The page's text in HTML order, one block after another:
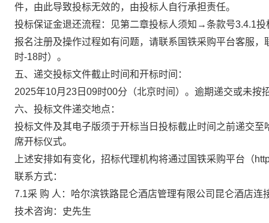
件，由此导致投标无效的，由投标人自行承担责任。
投标保证金退还流程：
见第二章投标人须知 →条款号3.4.1投
报名注册及操作过程如有问题，请联系国铁采购平台客服，
时-18时）。
五、 递交投标文件截止时间和开标时间：
2025年10月 23 日 09时00分 （北京时间）。逾期递交或未
六、投标文件递交地点：
投标文件及其电子版须于开标当日投标截止时间之前递交至
席开标仪式。
上述安排如有变化，招标代理机构将通过国铁采购平台（
联系方式：
7.1采 购 人： 哈尔滨铁路昆仑酒店管理有限公司昆仑酒店连
技术咨询：
史先生